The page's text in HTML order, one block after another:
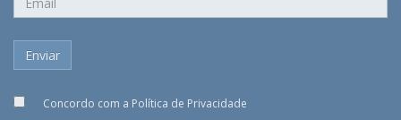
Concordo com a Política de Privacidade